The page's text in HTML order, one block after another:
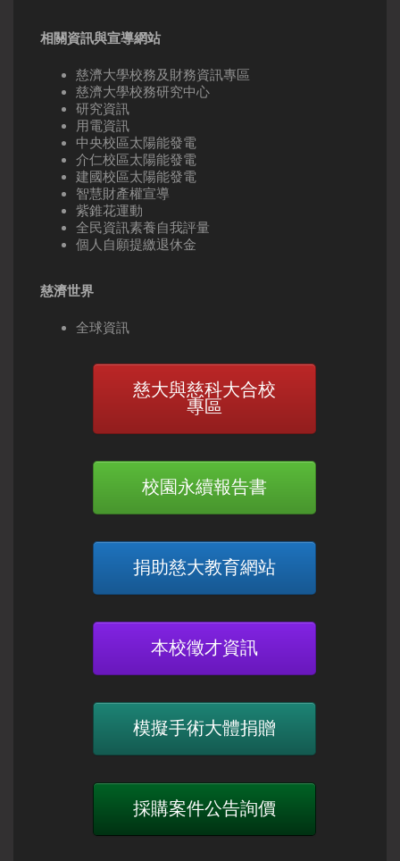
相關資訊與宣導網站
慈濟大學校務及財務資訊專區
慈濟大學校務研究中心
研究資訊
用電資訊
中央校區太陽能發電
介仁校區太陽能發電
建國校區太陽能發電
智慧財產權宣導
紫錐花運動
全民資訊素養自我評量
個人自願提繳退休金
慈濟世界
全球資訊
慈大與慈科大合校
專區
校園永續報告書
捐助慈大教育網站
本校徵才資訊
模擬手術大體捐贈
採購案件公告詢價